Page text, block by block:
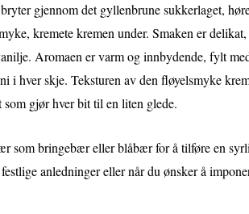
gjennom det gyllenbrune sukkerlaget,
kremete kremen under. Smaken er
Aromaen er varm og innbydende, fylt
i hver skje. Teksturen av den fløyelsmyke
som gjør hver bit til en liten glede.
som bringebær eller blåbær for å tilføre en
anledninger eller når du ønsker å